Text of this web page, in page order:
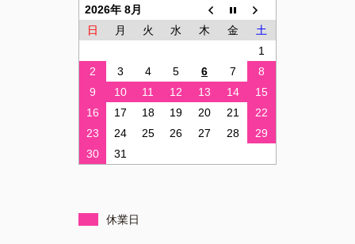
2026年 8月
日
月 火 水 木 金
土
1
2
3 4 5 6 7
8
9
10 11 12 13 14
15
16
17 18 19 20 21
22
23
24 25 26 27 28
29
30
31
休業日